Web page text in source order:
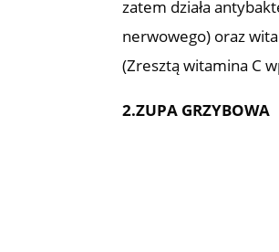
zatem działa
nerwowego) oraz
(Zresztą witamina C
2.ZUPA GRZYBOWA